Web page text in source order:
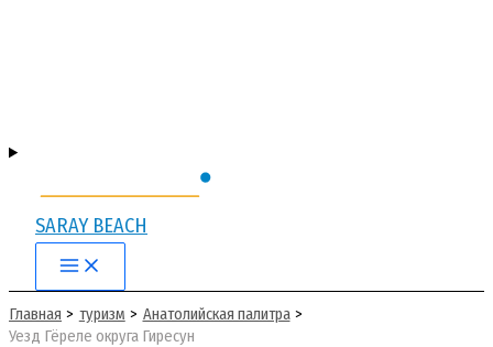
SARAY BEACH
Main
Menu
Главная туризм
Анатолийская палитра
Уезд Гёреле округа Гиресун